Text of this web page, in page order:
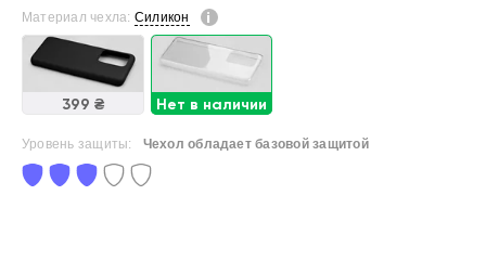
Материал чехла: Силикон
399 ₴ Нет в наличии
Уровень защиты: Чехол обладает базовой защитой